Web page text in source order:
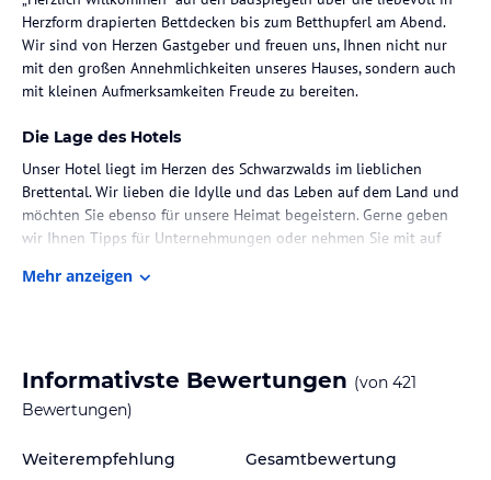
Herzform drapierten Bettdecken bis zum Betthupferl am Abend.
Wir sind von Herzen Gastgeber und freuen uns, Ihnen nicht nur
mit den großen Annehmlichkeiten unseres Hauses, sondern auch
mit kleinen Aufmerksamkeiten Freude zu bereiten.
Die Lage des Hotels
Unser Hotel liegt im Herzen des Schwarzwalds im lieblichen
Brettental. Wir lieben die Idylle und das Leben auf dem Land und
möchten Sie ebenso für unsere Heimat begeistern. Gerne geben
wir Ihnen Tipps für Unternehmungen oder nehmen Sie mit auf
Mühlbach. Das Stammhaus kann Geschichten einer langen
Tradition erzählen, stand hier doch die einstige Ludinmühle aus
Restaurants im Landhausstil, unsere Pianobar, unsere Boutique
Mehr anzeigen
Informativste Bewertungen (von 421
Bewertungen)
Weiterempfehlung Gesamtbewertung